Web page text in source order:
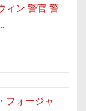
ィン 警官 警
フォージャ